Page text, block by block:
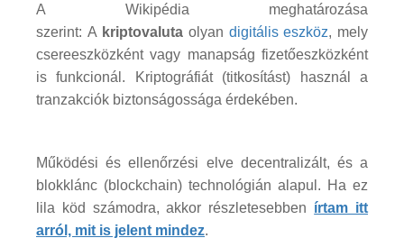
A Wikipédia meghatározása
szerint: A kriptovaluta olyan digitális eszköz, mely
csereeszközként vagy manapság fizetőeszközként
is funkcionál. Kriptográfiát (titkosítást) használ a
tranzakciók biztonságossága érdekében.
Működési és ellenőrzési elve decentralizált, és a
blokklánc (blockchain) technológián alapul. Ha ez
lila köd számodra, akkor részletesebben írtam itt
arról, mit is jelent mindez.